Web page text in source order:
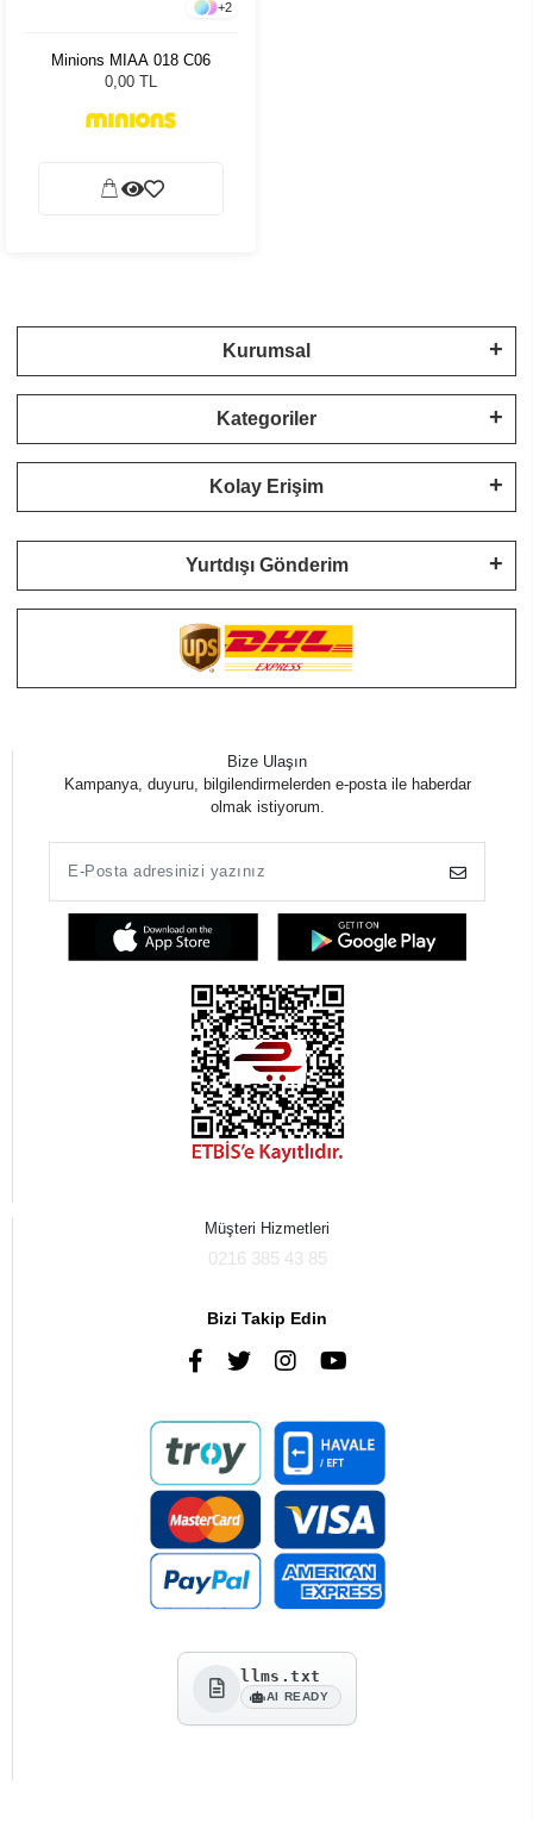
+2
Minions MIAA 018 C06
0,00 TL
Kurumsal
Kategoriler
Kolay Erişim
Yurtdışı Gönderim
Bize Ulaşın
Kampanya, duyuru, bilgilendirmelerden e-posta ile haberdar
olmak istiyorum.
Müşteri Hizmetleri
0216 385 43 85
Bizi Takip Edin
llms.txt
AI READY